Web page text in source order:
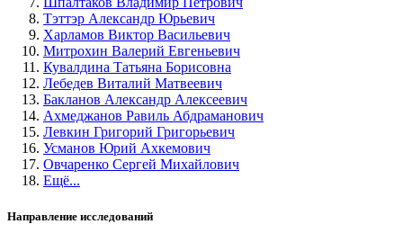
Тэттэр Александр Юрьевич
Харламов Виктор Васильевич
Митрохин Валерий Евгеньевич
Кувалдина Татьяна Борисовна
Лебедев Виталий Матвеевич
Бакланов Александр Алексеевич
Ахмеджанов Равиль Абдраманович
Левкин Григорий Григорьевич
Усманов Юрий Ахкемович
Овчаренко Сергей Михайлович
Ещё...
Направление исследований